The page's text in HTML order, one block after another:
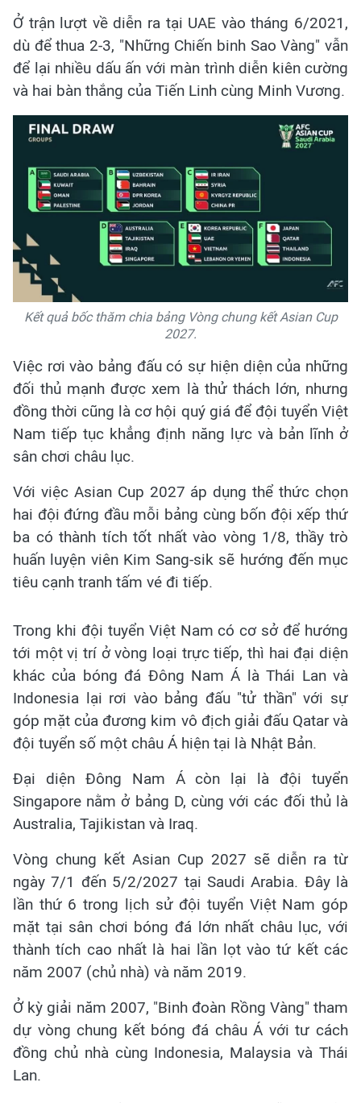
Ở trận lượt về diễn ra tại UAE vào tháng 6/2021,
dù để thua 2-3, "Những Chiến binh Sao Vàng" vẫn
để lại nhiều dấu ấn với màn trình diễn kiên cường
và hai bàn thắng của Tiến Linh cùng Minh Vương.
Kết quả bốc thăm chia bảng Vòng chung kết Asian Cup
2027.
Việc rơi vào bảng đấu có sự hiện diện của những
đối thủ mạnh được xem là thử thách lớn, nhưng
đồng thời cũng là cơ hội quý giá để đội tuyển Việt
Nam tiếp tục khẳng định năng lực và bản lĩnh ở
sân chơi châu lục.
Với việc Asian Cup 2027 áp dụng thể thức chọn
hai đội đứng đầu mỗi bảng cùng bốn đội xếp thứ
ba có thành tích tốt nhất vào vòng 1/8, thầy trò
huấn luyện viên Kim Sang-sik sẽ hướng đến mục
tiêu cạnh tranh tấm vé đi tiếp.
Trong khi đội tuyển Việt Nam có cơ sở để hướng
tới một vị trí ở vòng loại trực tiếp, thì hai đại diện
khác của bóng đá Đông Nam Á là Thái Lan và
Indonesia lại rơi vào bảng đấu "tử thần" với sự
góp mặt của đương kim vô địch giải đấu Qatar và
đội tuyển số một châu Á hiện tại là Nhật Bản.
Đại diện Đông Nam Á còn lại là đội tuyển
Singapore nằm ở bảng D, cùng với các đối thủ là
Australia, Tajikistan và Iraq.
Vòng chung kết Asian Cup 2027 sẽ diễn ra từ
ngày 7/1 đến 5/2/2027 tại Saudi Arabia. Đây là
lần thứ 6 trong lịch sử đội tuyển Việt Nam góp
mặt tại sân chơi bóng đá lớn nhất châu lục, với
thành tích cao nhất là hai lần lọt vào tứ kết các
năm 2007 (chủ nhà) và năm 2019.
Ở kỳ giải năm 2007, "Binh đoàn Rồng Vàng" tham
dự vòng chung kết bóng đá châu Á với tư cách
đồng chủ nhà cùng Indonesia, Malaysia và Thái
Lan.